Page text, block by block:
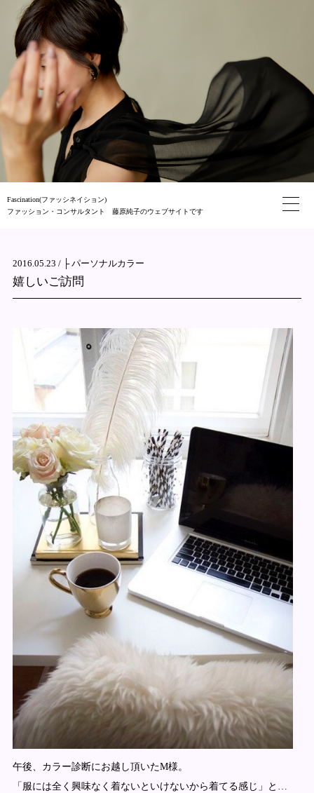
Fascination(ファッシネイション)
ファッション・コンサルタント 藤原純子のウェブサイトです
2016.05.23 / ├ パーソナルカラー
嬉しいご訪問
午後、カラー診断にお越し頂いたM様。
「服には全く興味なく着ないといけないから着てる感じ」と…